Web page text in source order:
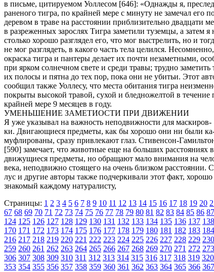
в письме, цитируемом Уоллесом [646]: «Однажды я,
раненого тигра, по крайней мере с минуту не замечал его
деревом в траве на расстоянии приблизительно двадцати
в разреженных зарослях Тигра заметили туземцы, а затем я
столько хорошо разглядел его, что мог выстрелить, но и
не мог разглядеть, в какого часть тела целился.
окраска тигра и пантеры делает их почти незаметными,
при ярком солнечном свете и среди травы; трудно заметить
их полосы и пятна до тех пор, пока они не убитьи. Этот
сообщил также Уоллесу, что места обитания тигра
покрыты высокой травой, сухой и бледножелтой в течение
крайней мере 9 месяцев в году.
УМЕНЬШЕНИЕ ЗАМЕТИОСТИ ПРИ ДВИЖЕНИИ
Я уже указывал на важность неподвижности для маскиров-
ки. Двигающиеся предметы, как бы хорошо они ни были
муфлированы, сразу привлекают глаз. Стивенсон-
[590] замечает, что животные еще на больших расстояниях
движущиеся предметы, но обращают мало внимания на
века, неподвижно стоящего на очень близком расстоянии.
лус и другие авторы также подчеркивали этот факт, хорошо
знакомый каждому натуралисту,
Страницы: 1 2 3 4 5 6 7 8 9 10 11 12 13 14 15 16 17 18 19 20
67 68 69 70 71 72 73 74 75 76 77 78 79 80 81 82 83 84 85 86 87
124 125 126 127 128 129 130 131 132 133 134 135 136 137 138
170 171 172 173 174 175 176 177 178 179 180 181 182 183 184
216 217 218 219 220 221 222 223 224 225 226 227 228 229 230
259 260 261 262 263 264 265 266 267 268 269 270 271 272 273
306 307 308 309 310 311 312 313 314 315 316 317 318 319 320
353 354 355 356 357 358 359 360 361 362 363 364 365 366 367